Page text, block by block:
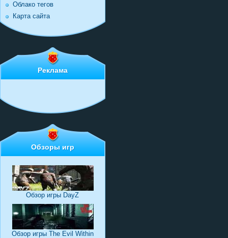
Облако тегов
Карта сайта
Реклама
Обзоры игр
Обзор игры DayZ
Обзор игры The Evil Within